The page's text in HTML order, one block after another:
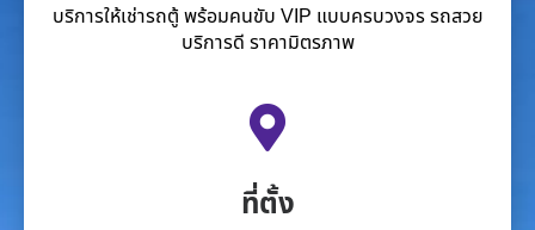
บริการให้เช่ารถตู้ พร้อมคนขับ VIP แบบครบวงจร รถสวย
บริการดี ราคามิตรภาพ
ที่ตั้ง